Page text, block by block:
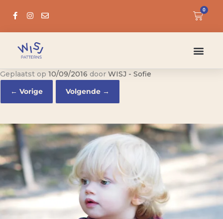
0
Geplaatst op 10/09/2016 door WISJ - Sofie
← Vorige
Volgende →